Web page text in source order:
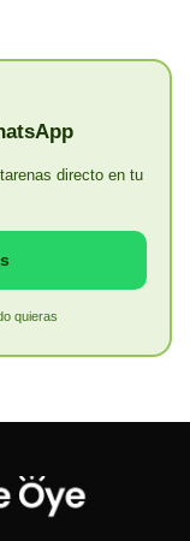
directo en tu
quieras